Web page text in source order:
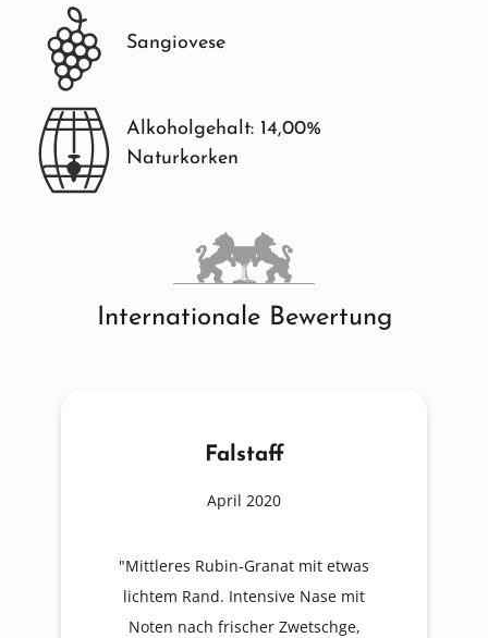
Sangiovese
Alkoholgehalt: 14,00%
Naturkorken
Internationale Bewertung
Falstaff
April 2020
"Mittleres Rubin-Granat mit etwas
lichtem Rand. Intensive Nase mit
Noten nach frischer Zwetschge,